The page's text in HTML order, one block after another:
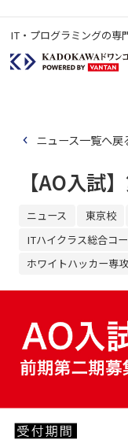
IT・プログラミングの
ニュース一覧へ戻
【AO入試
ニュース 東京校
ITハイクラス総合コ
ホワイトハッカー専攻